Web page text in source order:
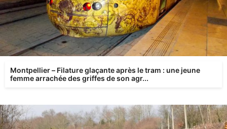
Montpellier – Filature glaçante après le tram : une jeune
femme arrachée des griffes de son agr...